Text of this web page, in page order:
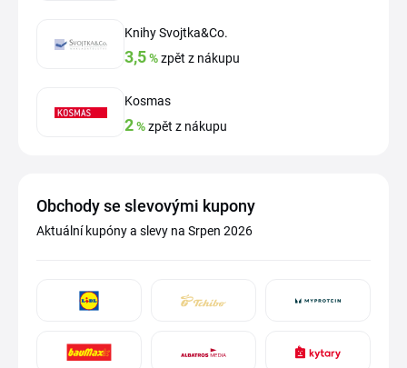
Knihy Svojtka&Co.
3,5%zpět z nákupu
Kosmas
2%zpět z nákupu
Obchody se slevovými kupony
Aktuální kupóny a slevy na Srpen 2026